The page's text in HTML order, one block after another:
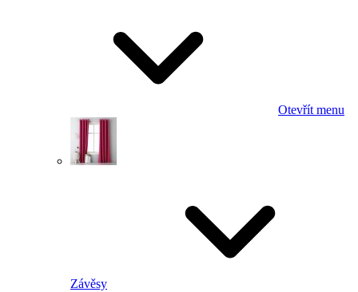
Otevřít menu
Závěsy